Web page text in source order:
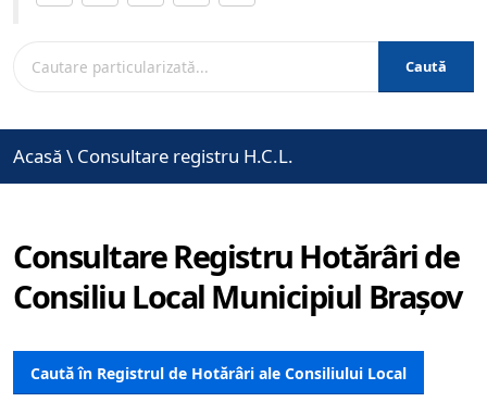
Caută
Acasă \ Consultare registru H.C.L.
Consultare Registru Hotărâri de
Consiliu Local Municipiul Brașov
Caută în Registrul de Hotărâri ale Consiliului Local